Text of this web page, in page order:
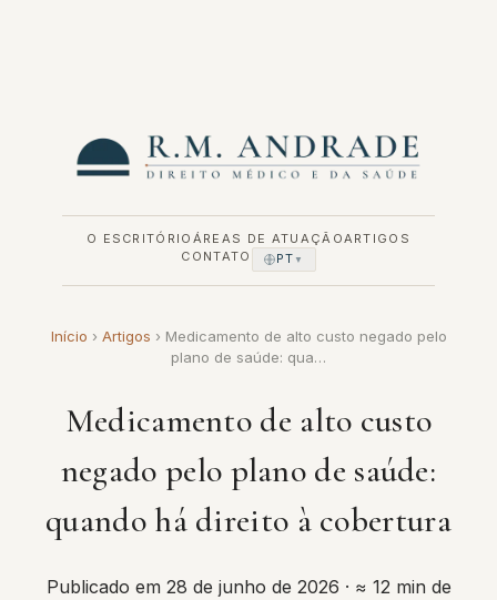
O ESCRITÓRIO ÁREAS DE ATUAÇÃOARTIGOS
CONTATO
PT ▼
Início › Artigos › Medicamento de alto custo negado pelo
plano de saúde: qua…
Medicamento de alto custo
negado pelo plano de saúde:
quando há direito à cobertura
Publicado em 28 de junho de 2026 · ≈ 12 min de